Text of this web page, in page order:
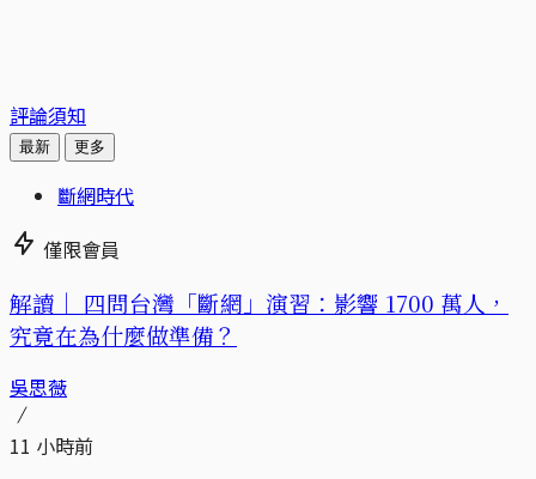
評論須知
最新 更多
斷網時代
僅限會員
解讀｜ 四問台灣「斷網」演習：影響 1700 萬人，
究竟在為什麼做準備？
吳思薇
11 小時前